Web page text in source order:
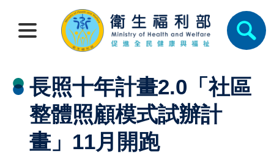
長照十年計畫2.0「社區
整體照顧模式試辦計
畫」11月開跑